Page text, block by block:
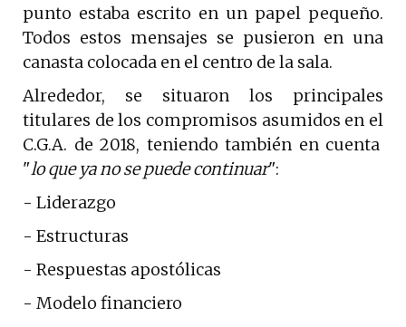
punto estaba escrito en un papel pequeño.
Todos estos mensajes se pusieron en una
canasta colocada en el centro de la sala.
Alrededor, se situaron los principales
titulares de los compromisos asumidos en el
C.G.A. de 2018, teniendo también en cuenta
"lo que ya no se puede continuar":
- Liderazgo
- Estructuras
- Respuestas apostólicas
- Modelo financiero